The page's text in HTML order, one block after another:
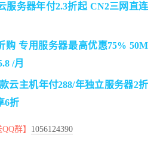
服务器年付2.3折起 CN2三网直连
购 专用服务器最高优惠75% 50M
/月
云主机年付288/年独立服务器2折
6折
群】 1056124390